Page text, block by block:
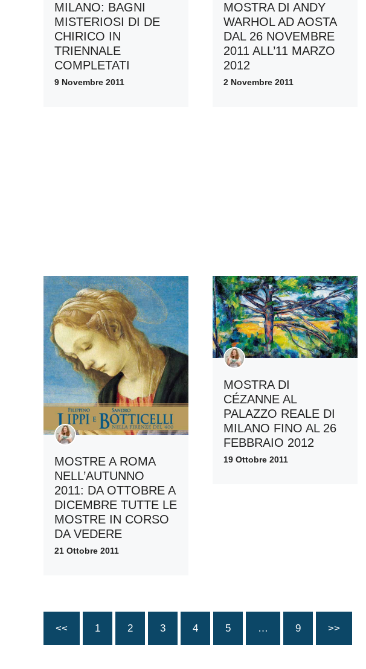
MILANO: BAGNI
MISTERIOSI DI DE
CHIRICO IN
TRIENNALE
COMPLETATI
9 Novembre 2011
MOSTRA DI ANDY
WARHOL AD AOSTA
DAL 26 NOVEMBRE
2011 ALL’11 MARZO
2012
2 Novembre 2011
MOSTRE A ROMA
NELL’AUTUNNO
2011: DA OTTOBRE A
DICEMBRE TUTTE LE
MOSTRE IN CORSO
DA VEDERE
21 Ottobre 2011
MOSTRA DI
CÉZANNE AL
PALAZZO REALE DI
MILANO FINO AL 26
FEBBRAIO 2012
19 Ottobre 2011
<< 1 2 3 4 5 … 9 >>